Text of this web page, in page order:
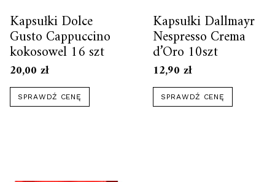
Kapsułki Dolce
Gusto Cappuccino
kokosowel 16 szt
20,00 zł
SPRAWDŹ CENĘ
Kapsułki Dallmayr
Nespresso Crema
d’Oro 10szt
12,90 zł
SPRAWDŹ CENĘ